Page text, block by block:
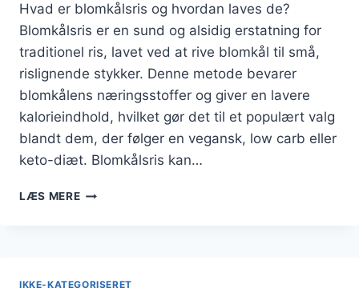
Hvad er blomkålsris og hvordan laves de?
Blomkålsris er en sund og alsidig erstatning for
traditionel ris, lavet ved at rive blomkål til små,
rislignende stykker. Denne metode bevarer
blomkålens næringsstoffer og giver en lavere
kalorieindhold, hvilket gør det til et populært valg
blandt dem, der følger en vegansk, low carb eller
keto-diæt. Blomkålsris kan…
LÆS MEREBLOMKÅLSRIS
IKKE-KATEGORISERET